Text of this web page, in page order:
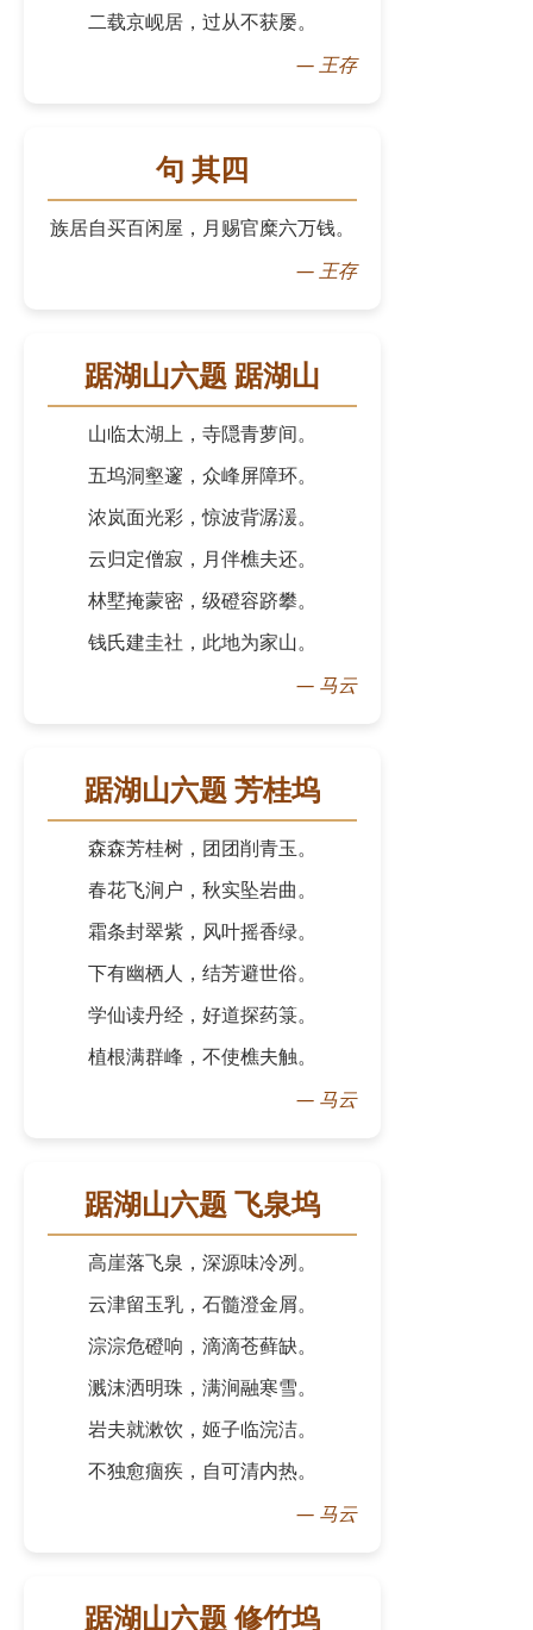
二载京岘居，过从不获屡。
—王存
句 其四
族居自买百闲屋，月赐官糜六万钱。
—王存
踞湖山六题 踞湖山
山临太湖上，寺隠青萝间。
五坞洞壑邃，众峰屏障环。
浓岚面光彩，惊波背潺湲。
云归定僧寂，月伴樵夫还。
林墅掩蒙密，级磴容跻攀。
钱氏建圭社，此地为家山。
— 马云
踞湖山六题 芳桂坞
森森芳桂树，团团削青玉。
春花飞涧户，秋实坠岩曲。
霜条封翠紫，风叶摇香绿。
下有幽栖人，结芳避世俗。
学仙读丹经，好道探药箓。
植根满群峰，不使樵夫触。
— 马云
踞湖山六题 飞泉坞
高崖落飞泉，深源味冷冽。
云津留玉乳，石髓澄金屑。
淙淙危磴响，滴滴苍藓缺。
溅沫洒明珠，满涧融寒雪。
岩夫就漱饮，姬子临浣洁。
不独愈痼疾，自可清内热。
— 马云
踞湖山六题 修竹坞